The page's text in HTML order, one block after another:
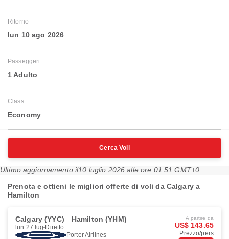
Ritorno
lun 10 ago 2026
Passeggeri
1 Adulto
Class
Economy
Cerca Voli
Ultimo aggiornamento il10 luglio 2026 alle ore 01:51 GMT+0
Prenota e ottieni le migliori offerte di voli da Calgary a
Hamilton
Calgary (YYC) Hamilton (YHM)
lun 27 lug Diretto
Porter Airlines
A partire da
US$ 143.65
Prezzo/pers